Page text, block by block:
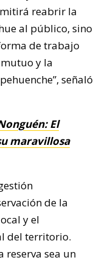
reabrir la
al público, sino
de trabajo
y la
señaló
El
maravillosa
de la
y el
del territorio.
reserva sea un